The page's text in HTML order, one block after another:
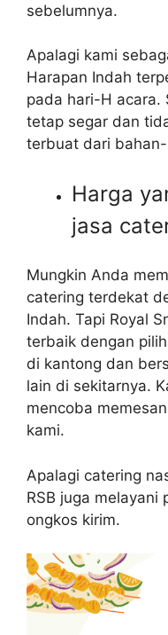
sebelumnya.
Apalagi kami
Harapan Indah
pada hari-H acara.
tetap segar dan
terbuat dari
Harga
jasa
Mungkin Anda
catering terdekat
Indah. Tapi Royal
terbaik dengan
di kantong dan
lain di sekitarnya.
mencoba
kami.
Apalagi catering
RSB juga melayani
ongkos kirim.